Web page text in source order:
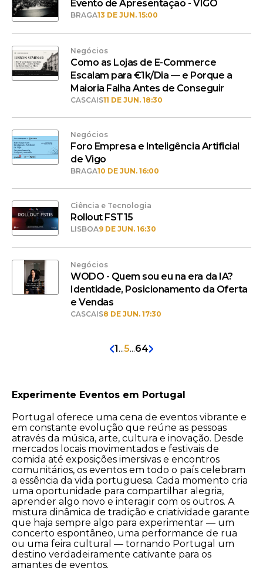
Evento de Apresentação - VIGO
BRAGA13 DE JUN. 15:00
Negócios
Como as Lojas de E-Commerce
Escalam para €1k/Dia — e Porque a
Maioria Falha Antes de Conseguir
CASCAIS11 DE JUN. 18:30
Negócios
Foro Empresa e Inteligência Artificial
de Vigo
BRAGA10 DE JUN. 16:00
Ciência e Tecnologia
Rollout FST15
LISBOA9 DE JUN. 16:30
Negócios
WODO - Quem sou eu na era da IA?
Identidade, Posicionamento da Oferta
e Vendas
CASCAIS8 DE JUN. 17:30
1...5...64
Experimente Eventos em Portugal
Portugal oferece uma cena de eventos vibrante e
em constante evolução que reúne as pessoas
através da música, arte, cultura e inovação. Desde
mercados locais movimentados e festivais de
comida até exposições imersivas e encontros
comunitários, os eventos em todo o país celebram
a essência da vida portuguesa. Cada momento cria
uma oportunidade para compartilhar alegria,
aprender algo novo e interagir com os outros. A
mistura dinâmica de tradição e criatividade garante
que haja sempre algo para experimentar — um
concerto espontâneo, uma performance de rua
ou uma feira cultural — tornando Portugal um
destino verdadeiramente cativante para os
amantes de eventos.